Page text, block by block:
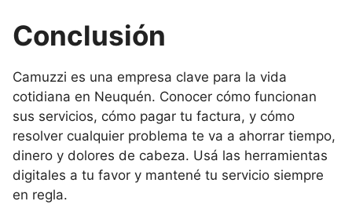
Conclusión
Camuzzi es una empresa clave para la vida
cotidiana en Neuquén. Conocer cómo funcionan
sus servicios, cómo pagar tu factura, y cómo
resolver cualquier problema te va a ahorrar tiempo,
dinero y dolores de cabeza. Usá las herramientas
digitales a tu favor y mantené tu servicio siempre
en regla.